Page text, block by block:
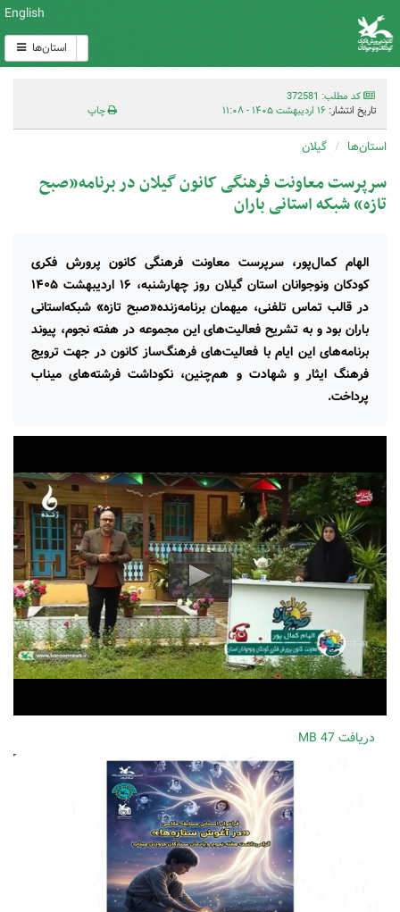
English
استان‌ها
کد مطلب: 372581
تاریخ انتشار: ۱۶ اردیبهشت ۱۴۰۵ - ۱۱:۰۸ چاپ
استان‌ها گیلان
سرپرست معاونت فرهنگی کانون گیلان در برنامه«صبح
تازه» شبکه استانی باران
الهام کمال‌پور، سرپرست معاونت فرهنگی کانون پرورش فکری
کودکان ونوجوانان استان گیلان روز چهارشنبه، ۱۶ اردیبهشت ۱۴۰۵
در قالب تماس تلفنی، میهمان برنامه‌زنده«صبح تازه» شبکه‌استانی
باران بود و به تشریح فعالیت‌های این مجموعه در هفته نجوم، پیوند
برنامه‌های این ایام با فعالیت‌های فرهنگ‌ساز کانون در جهت ترویج
فرهنگ ایثار و شهادت و هم‌چنین، نکوداشت فرشته‌های میناب
پرداخت.
دریافت47 MB